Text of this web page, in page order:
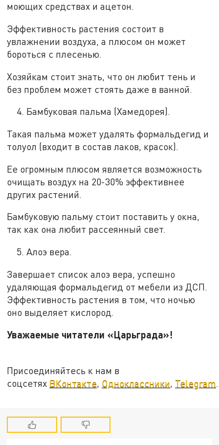
моющих средствах и ацетон.
Эффективность растения состоит в
увлажнении воздуха, а плюсом он может
бороться с плесенью.
Хозяйкам стоит знать, что он любит тень и
без проблем может стоять даже в ванной.
Бамбуковая пальма (Хамедорея).
Такая пальма может удалять формальдегид и
толуол (входит в состав лаков, красок).
Ее огромным плюсом является возможность
очищать воздух на 20-30% эффективнее
других растений.
Бамбуковую пальму стоит поставить у окна,
так как она любит рассеянный свет.
Алоэ вера.
Завершает список алоэ вера, успешно
удаляющая формальдегид от мебели из ДСП.
Эффективность растения в том, что ночью
оно выделяет кислород.
Уважаемые читатели «Царьграда»!
Присоединяйтесь к нам в
соцсетях ВКонтакте, Одноклассники, Telegram.